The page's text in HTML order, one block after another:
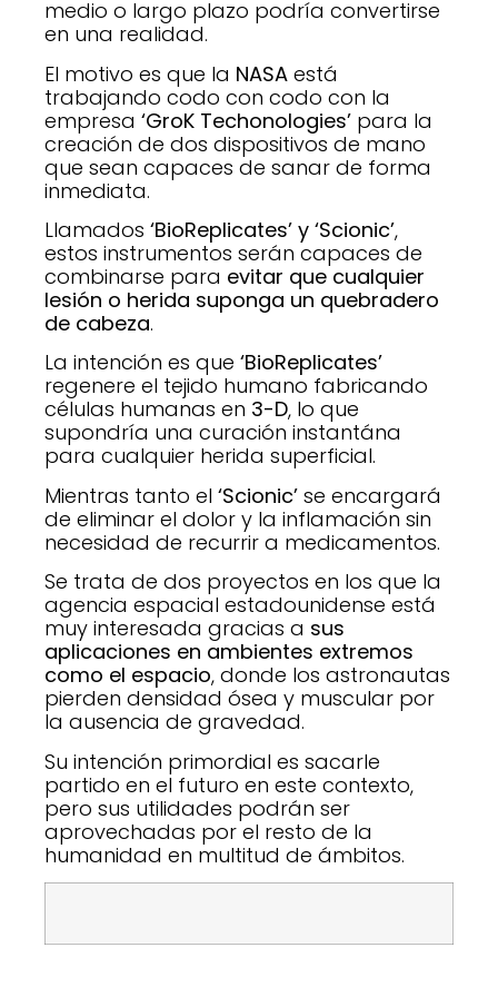
medio o largo plazo podría convertirse
en una realidad.
El motivo es que la NASA está
trabajando codo con codo con la
empresa ‘GroK Techonologies’ para la
creación de dos dispositivos de mano
que sean capaces de sanar de forma
inmediata.
Llamados ‘BioReplicates’ y ‘Scionic’,
estos instrumentos serán capaces de
combinarse para evitar que cualquier
lesión o herida suponga un quebradero
de cabeza.
La intención es que ‘BioReplicates’
regenere el tejido humano fabricando
células humanas en 3-D, lo que
supondría una curación instantána
para cualquier herida superficial.
Mientras tanto el ‘Scionic’ se encargará
de eliminar el dolor y la inflamación sin
necesidad de recurrir a medicamentos.
Se trata de dos proyectos en los que la
agencia espacial estadounidense está
muy interesada gracias a sus
aplicaciones en ambientes extremos
como el espacio, donde los astronautas
pierden densidad ósea y muscular por
la ausencia de gravedad.
Su intención primordial es sacarle
partido en el futuro en este contexto,
pero sus utilidades podrán ser
aprovechadas por el resto de la
humanidad en multitud de ámbitos.